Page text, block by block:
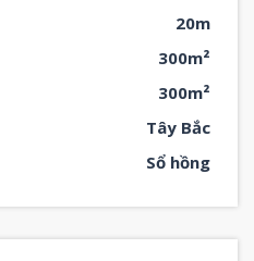
20m
300m²
300m²
Tây Bắc
Sổ hồng